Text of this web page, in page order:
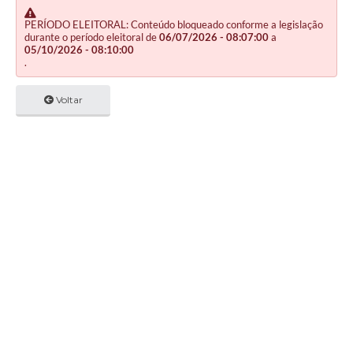
PERÍODO ELEITORAL: Conteúdo bloqueado conforme a legislação
durante o período eleitoral de06/07/2026 - 08:07:00a
05/10/2026 - 08:10:00
.
Voltar